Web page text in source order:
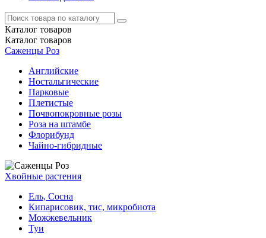
Каталог товаров
Каталог товаров
Саженцы Роз
Английские
Ностальгические
Парковые
Плетистые
Почвопокровные розы
Роза на штамбе
Флорибунд
Чайно-гибридные
Хвойные растения
Ель, Сосна
Кипарисовик, тис, микробиота
Можжевельник
Туи